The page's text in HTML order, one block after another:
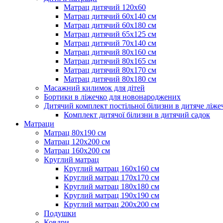
Матрац дитячий 120х60
Матрац дитячий 60х140 см
Матрац дитячий 60х180 см
Матрац дитячий 65х125 см
Матрац дитячий 70х140 см
Матрац дитячий 80х160 см
Матрац дитячий 80х165 см
Матрац дитячий 80х170 см
Матрац дитячий 80х180 см
Масажний килимок для дітей
Бортики в ліжечко для новонароджених
Дитячий комплект постільної білизни в дитяче
Комплект дитячої білизни в дитячий садок
Матраци
Матрац 80х190 см
Матрац 120х200 см
Матрац 160х200 см
Круглий матрац
Круглий матрац 160х160 см
Круглий матрац 170х170 см
Круглий матрац 180х180 см
Круглий матрац 190х190 см
Круглий матрац 200х200 см
Подушки